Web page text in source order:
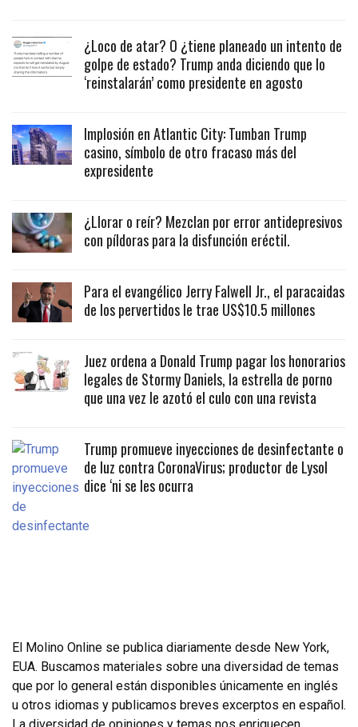
¿Loco de atar? O ¿tiene planeado un intento de
golpe de estado? Trump anda diciendo que lo
‘reinstalarán’ como presidente en agosto
Implosión en Atlantic City: Tumban Trump
casino, símbolo de otro fracaso más del
expresidente
¿Llorar o reír? Mezclan por error antidepresivos
con píldoras para la disfunción eréctil.
Para el evangélico Jerry Falwell Jr., el paracaidas
de los pervertidos le trae US$10.5 millones
Juez ordena a Donald Trump pagar los honorarios
legales de Stormy Daniels, la estrella de porno
que una vez le azotó el culo con una revista
Trump promueve inyecciones de desinfectante o
de luz contra CoronaVirus; productor de Lysol
dice ‘ni se les ocurra
El Molino Online se publica diariamente desde New York,
EUA. Buscamos materiales sobre una diversidad de temas
que por lo general están disponibles únicamente en inglés
u otros idiomas y publicamos breves excerptos en español.